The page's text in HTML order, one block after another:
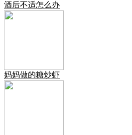
酒后不适怎么办
妈妈做的糖炒虾